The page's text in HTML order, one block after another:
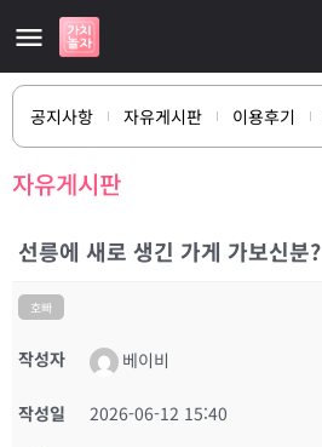
공지사항 자유게시판 이용후기
자유게시판
선릉에 새로 생긴 가게 가보신분?
호빠
작성자 베이비
작성일
2026-06-12 15:40